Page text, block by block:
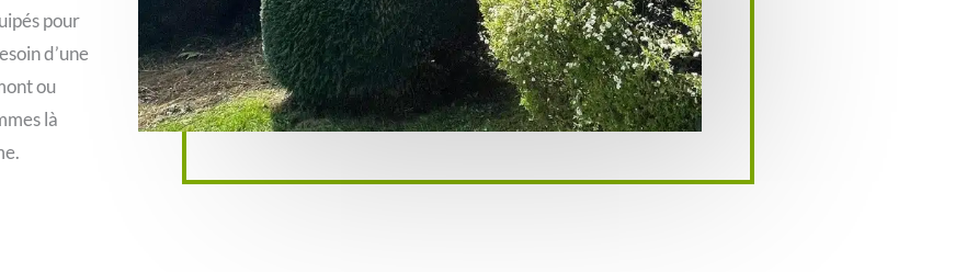
pour
d’une
ou
là